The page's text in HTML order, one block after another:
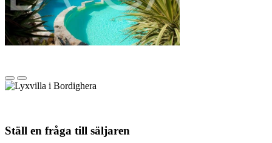
Ställ en fråga till säljaren